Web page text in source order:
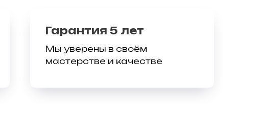
Гарантия 5 лет
Мы уверены в своём
мастерстве и качестве